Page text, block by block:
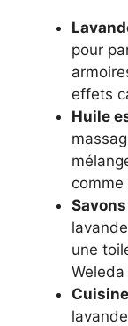
pour
effets
Huile
comme
une